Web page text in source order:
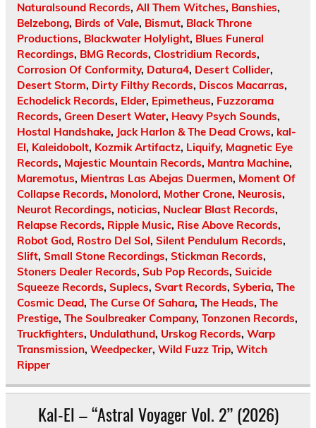
Naturalsound Records, All Them Witches, Banshies,
Belzebong, Birds of Vale, Bismut, Black Throne
Productions, Blackwater Holylight, Blues Funeral
Recordings, BMG Records, Clostridium Records,
Corrosion Of Conformity, Datura4, Desert Collider,
Desert Storm, Dirty Filthy Records, Discos Macarras,
Echodelick Records, Elder, Epimetheus, Fuzzorama
Records, Green Desert Water, Heavy Psych Sounds,
Hostal Handshake, Jack Harlon & The Dead Crows, kal-
El, Kaleidobolt, Kozmik Artifactz, Liquify, Magnetic Eye
Records, Majestic Mountain Records, Mantra Machine,
Maremotus, Mientras Las Abejas Duermen, Moment Of
Collapse Records, Monolord, Mother Crone, Neurosis,
Neurot Recordings, noticias, Nuclear Blast Records,
Relapse Records, Ripple Music, Rise Above Records,
Robot God, Rostro Del Sol, Silent Pendulum Records,
Slift, Small Stone Recordings, Stickman Records,
Stoners Dealer Records, Sub Pop Records, Suicide
Squeeze Records, Suplecs, Svart Records, Syberia, The
Cosmic Dead, The Curse Of Sahara, The Heads, The
Prestige, The Soulbreaker Company, Tonzonen Records,
Truckfighters, Undulathund, Urskog Records, Warp
Transmission, Weedpecker, Wild Fuzz Trip, Witch
Ripper
Kal-El – “Astral Voyager Vol. 2” (2026)